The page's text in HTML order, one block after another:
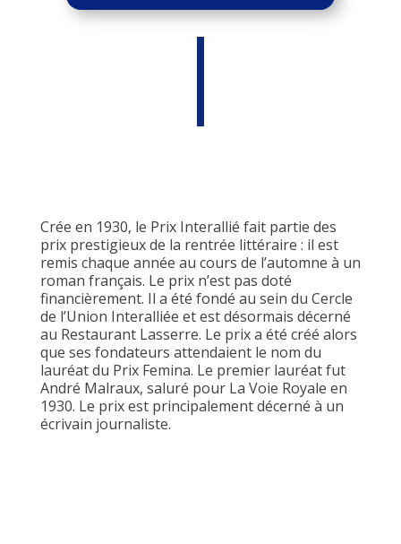
Crée en 1930, le Prix Interallié fait partie des
prix prestigieux de la rentrée littéraire : il est
remis chaque année au cours de l’automne à un
roman français. Le prix n’est pas doté
financièrement. Il a été fondé au sein du Cercle
de l’Union Interalliée et est désormais décerné
au Restaurant Lasserre. Le prix a été créé alors
que ses fondateurs attendaient le nom du
lauréat du Prix Femina. Le premier lauréat fut
André Malraux, saluré pour La Voie Royale en
1930. Le prix est principalement décerné à un
écrivain journaliste.